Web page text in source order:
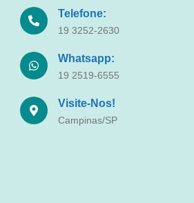
Telefone:
19 3252-2630
Whatsapp:
19 2519-6555
Visite-Nos!
Campinas/SP